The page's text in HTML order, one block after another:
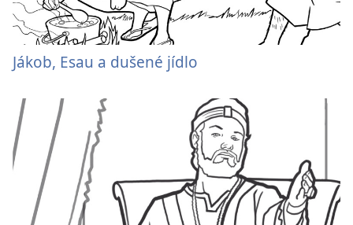
Jákob, Esau a dušené jídlo